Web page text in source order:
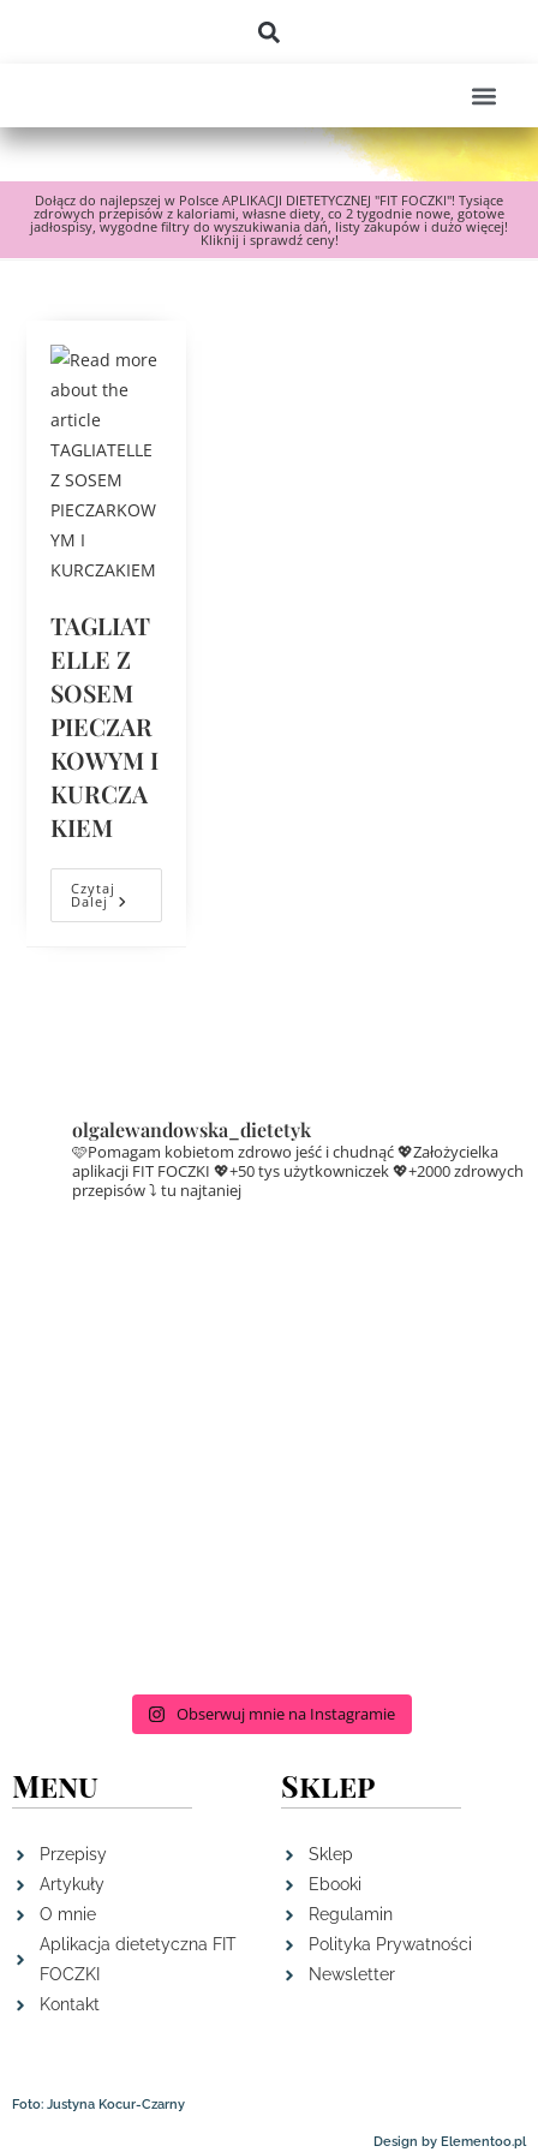
Dołącz do najlepszej w Polsce APLIKACJI DIETETYCZNEJ "FIT FOCZKI"! Tysiące
zdrowych przepisów z kaloriami, własne diety, co 2 tygodnie nowe, gotowe
jadłospisy, wygodne filtry do wyszukiwania dań, listy zakupów i dużo więcej!
Kliknij i sprawdź ceny!
TAGLIAT
ELLE Z
SOSEM
PIECZAR
KOWYM I
KURCZA
KIEM
Czytaj
Dalej
olgalewandowska_dietetyk
🩷Pomagam kobietom zdrowo jeść i chudnąć💖Założycielka
aplikacji FIT FOCZKI 💖+50 tys użytkowniczek💖+2000 zdrowych
przepisów ⤵️ tu najtaniej
Obserwuj mnie na Instagramie
Menu
Przepisy
Artykuły
O mnie
Aplikacja dietetyczna FIT
FOCZKI
Kontakt
Sklep
Sklep
Ebooki
Regulamin
Polityka Prywatności
Newsletter
Foto: Justyna Kocur-Czarny
Design by Elementoo.pl